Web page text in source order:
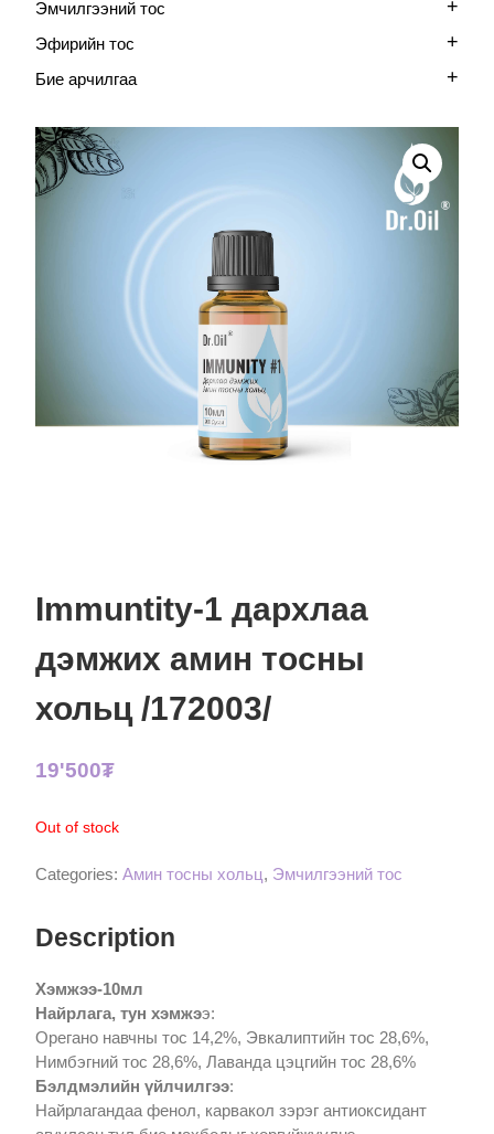
Эмчилгээний тос +
Эфирийн тос +
Бие арчилгаа +
Immuntity-1 дархлаа
дэмжих амин тосны
хольц /172003/
19'500₮
Out of stock
Categories: Амин тосны хольц, Эмчилгээний тос
Description
Хэмжээ-10мл
Найрлага, тун хэмжээ:
Орегано навчны тос 14,2%, Эвкалиптийн тос 28,6%,
Нимбэгний тос 28,6%, Лаванда цэцгийн тос 28,6%
Бэлдмэлийн үйлчилгээ:
Найрлагандаа фенол, карвакол зэрэг антиоксидант